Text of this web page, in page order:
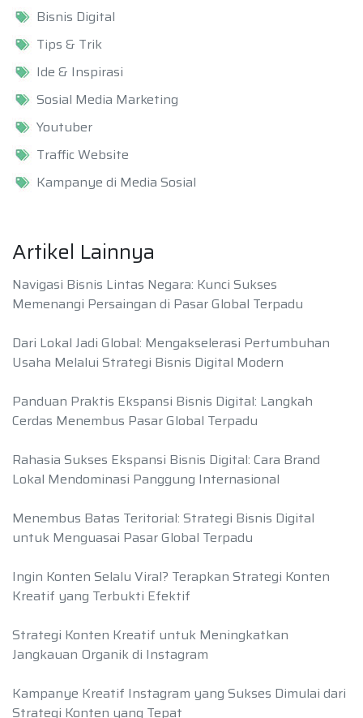
Bisnis Digital
Tips & Trik
Ide & Inspirasi
Sosial Media Marketing
Youtuber
Traffic Website
Kampanye di Media Sosial
Artikel Lainnya
Navigasi Bisnis Lintas Negara: Kunci Sukses
Memenangi Persaingan di Pasar Global Terpadu
Dari Lokal Jadi Global: Mengakselerasi Pertumbuhan
Usaha Melalui Strategi Bisnis Digital Modern
Panduan Praktis Ekspansi Bisnis Digital: Langkah
Cerdas Menembus Pasar Global Terpadu
Rahasia Sukses Ekspansi Bisnis Digital: Cara Brand
Lokal Mendominasi Panggung Internasional
Menembus Batas Teritorial: Strategi Bisnis Digital
untuk Menguasai Pasar Global Terpadu
Ingin Konten Selalu Viral? Terapkan Strategi Konten
Kreatif yang Terbukti Efektif
Strategi Konten Kreatif untuk Meningkatkan
Jangkauan Organik di Instagram
Kampanye Kreatif Instagram yang Sukses Dimulai dari
Strategi Konten yang Tepat